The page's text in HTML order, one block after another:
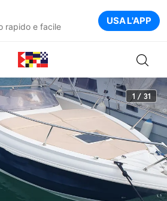
rapido e facile USA L'APP
1 / 31